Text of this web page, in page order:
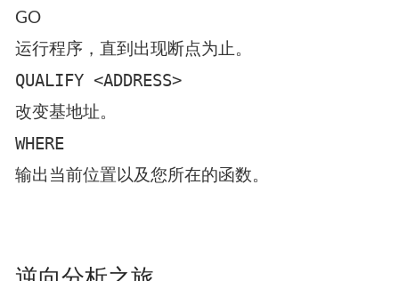
m(<multiple>)
其中，比较重要的数据类型为i（指令）、b（二
进制）、x（十六进制）、c（字符），这里的m表
示想显示多少种数据类型。
LISTPSW
显示PSW，以查看条件标志。
址，对应位置存放的必须都是指令。